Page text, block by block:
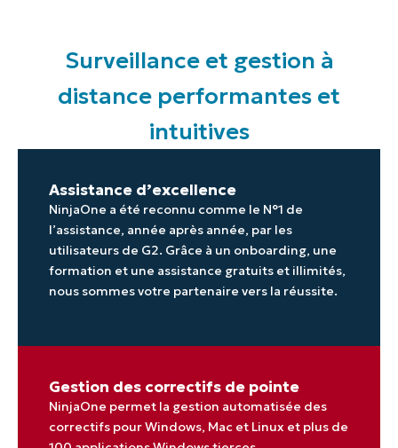
Surveillance et gestion à
distance performantes et
intuitives
Assistance d’excellence
NinjaOne a été reconnu comme le N°1 de
l’assistance, année après année, par les
utilisateurs de G2. Grâce à un onboarding, une
formation et une assistance gratuits et illimités,
nous sommes votre partenaire vers la réussite.
Gestion des correctifs de pointe
NinjaOne permet la gestion automatisée des
correctifs pour Windows, Mac et Linux et plus de